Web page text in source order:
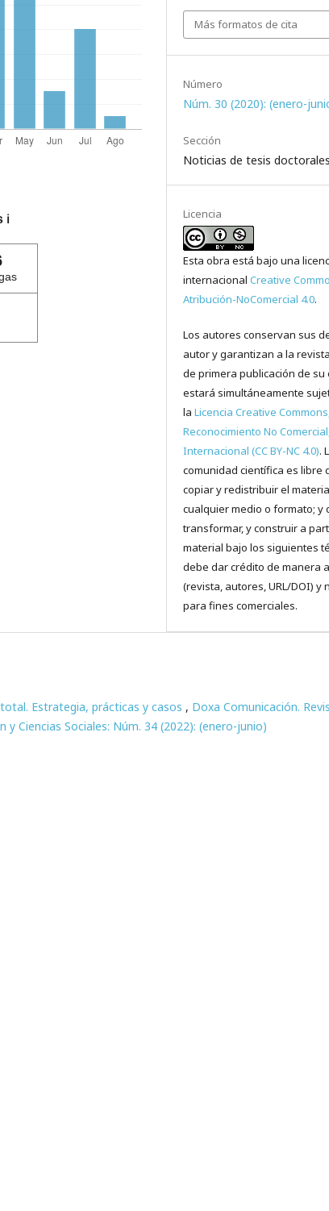
ℹ️
Número
Núm. 30 (2020): (enero-
Sección
Noticias de tesis doctorales
Licencia
Esta obra está bajo una
internacionalCreative
Atribución-NoComercial 4.0.
Los autores conservan sus
autor y garantizan a la
de primera publicación de su
estará simultáneamente
laLicencia Creative
Reconocimiento No
Internacional (CC BY-NC 4.0).
comunidad científica es libre
copiar y redistribuir el
cualquier medio o formato; y
transformar, y construir a
material bajo los siguientes
debe dar crédito de manera
(revista, autores, URL/DOI) y
para fines comerciales.
Más formatos de cita
Estrategia, prácticas y casos , Doxa Comunicación.
Ciencias Sociales: Núm. 34 (2022): (enero-junio)